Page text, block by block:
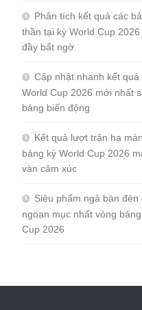
Phân tích kết quả các
thần tại kỳ World Cup
đầy bất ngờ
Cập nhật nhanh kết
World Cup 2026 mới nhất
bảng biến động
Kết quả lượt trận hạ
bảng kỳ World Cup 2026
vàn cảm xúc
Siêu phẩm ngả bàn đèn
ngoạn mục nhất vòng
Cup 2026